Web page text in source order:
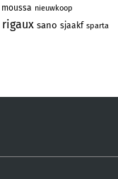
moussa nieuwkoop
rigaux sano sjaakf sparta